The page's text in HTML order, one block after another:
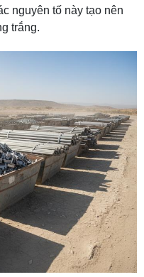
nguyên tố này tạo nên
trắng.